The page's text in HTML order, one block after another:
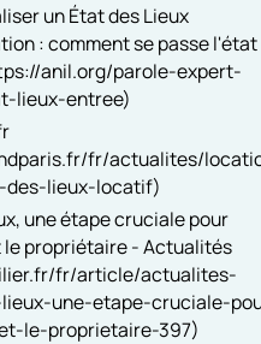
un État des Lieux
: comment se passe l'état
anil.org/parole-expert-
lieux-entree)
fr/actualites/
lieux-locatif)
une étape cruciale pour
propriétaire - Actualités
fr/article/actualites-
une-etape-cruciale-
le-proprietaire-397)